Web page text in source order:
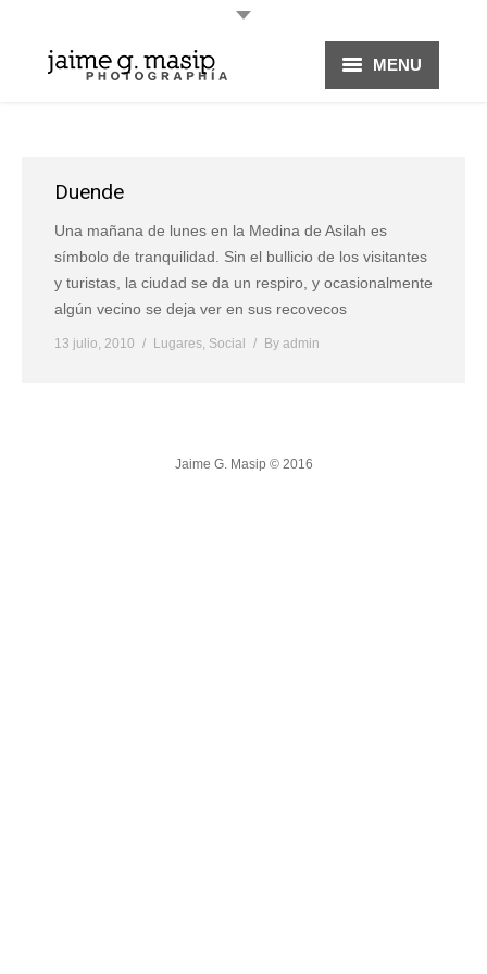
MENU
FOTOGRAFÍA
Duende
Una mañana de lunes en la Medina de Asilah es
símbolo de tranquilidad. Sin el bullicio de los visitantes
y turistas, la ciudad se da un respiro, y ocasionalmente
algún vecino se deja ver en sus recovecos
13 julio, 2010 Lugares, Social By admin
Jaime G. Masip © 2016